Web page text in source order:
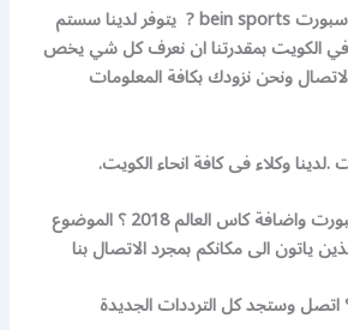
متى ينتهي اشتراك بين سبورت bein sports ? يتوفر لدينا سستم
الكويت بمقدرتنا ان نعرف كل شي يخص
ونحن نزودك بكافة المعلومات
وكلاء فى كافة انحاء الكويت.
تحديث رسيفر بي ان سبورت واضافة كاس العالم 2018 ؟ الموضوع
ياتون الى مكانكم بمجرد الاتصال بنا
وستجد كل الترددات الجديدة